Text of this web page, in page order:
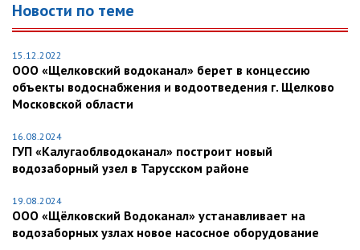
Новости по теме
15.12.2022
ООО «Щелковский водоканал» берет в концессию
объекты водоснабжения и водоотведения г. Щелково
Московской области
16.08.2024
ГУП «Калугаоблводоканал» построит новый
водозаборный узел в Тарусском районе
19.08.2024
ООО «Щёлковский Водоканал» устанавливает на
водозаборных узлах новое насосное оборудование